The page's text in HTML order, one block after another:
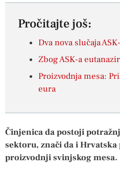
Pročitajte još:
Dva nova slučaja
Zbog ASK-a
Proizvodnja mesa:
eura
Činjenica da postoji
sektoru, znači da i
proizvodnji svinjskog mesa.